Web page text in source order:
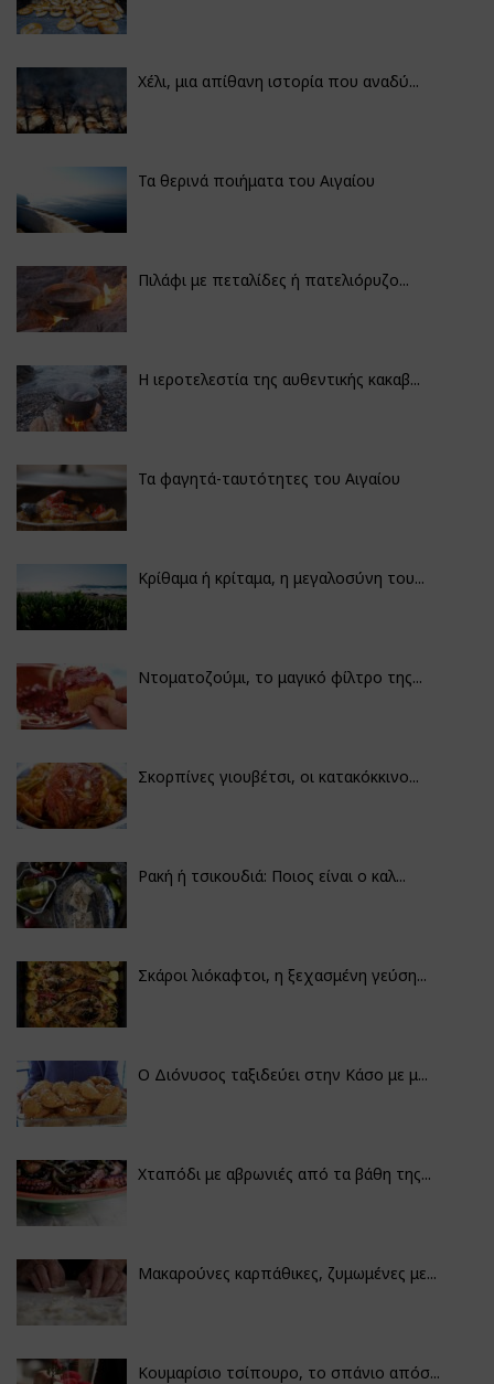
Χέλι, μια απίθανη ιστορία που αναδύ...
Τα θερινά ποιήματα του Αιγαίου
Πιλάφι με πεταλίδες ή πατελιόρυζο...
Η ιεροτελεστία της αυθεντικής κακαβ...
Τα φαγητά-ταυτότητες του Αιγαίου
Κρίθαμα ή κρίταμα, η μεγαλοσύνη του...
Ντοματοζούμι, το μαγικό φίλτρο της...
Σκορπίνες γιουβέτσι, οι κατακόκκινο...
Ρακή ή τσικουδιά: Ποιος είναι ο καλ...
Σκάροι λιόκαφτοι, η ξεχασμένη γεύση...
Ο Διόνυσος ταξιδεύει στην Κάσο με μ...
Χταπόδι με αβρωνιές από τα βάθη της...
Μακαρούνες καρπάθικες, ζυμωμένες με...
Κουμαρίσιο τσίπουρο, το σπάνιο απόσ...